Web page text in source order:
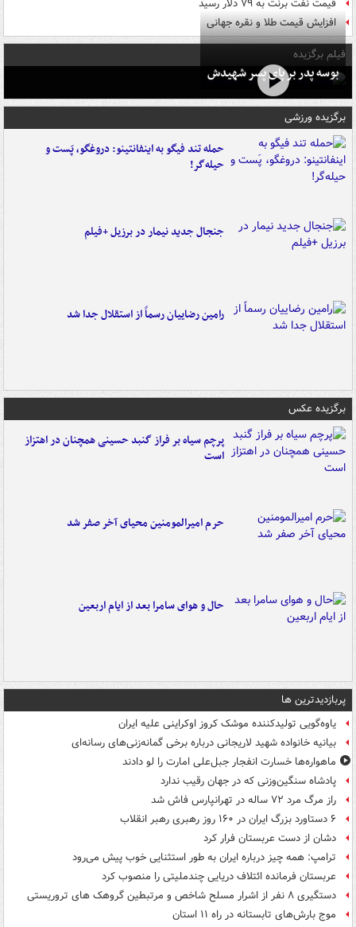
قیمت نفت برنت به ۷۹ دلار رسید
افزایش قیمت طلا و نقره جهانی
فیلم برگزیده
بوسه‌ پدر بر پای پسر شهیدش
برگزیده ورزشی
حمله تند فیگو به اینفانتینو: دروغگو، پَست‌ و
حیله‌گر!
جنجال جدید نیمار در برزیل +فیلم
رامین رضاییان رسماً از استقلال جدا شد
برگزیده عکس
پرچم سیاه بر فراز گنبد حسینی همچنان در اهتزاز
است
حرم امیرالمومنین محیای آخر صفر شد
حال و هوای سامرا بعد از ایام اربعین
پربازدیدترین ها
یاوه‌گویی تولیدکننده موشک کروز اوکراینی علیه ایران
بیانیه خانواده شهید لاریجانی درباره برخی گمانه‌زنی‌های رسانه‌ای
ماهواره‌ها خسارت انفجار جبل‌علی امارت را لو دادند
پادشاه سنگین‌وزنی که در جهان رقیب ندارد
راز مرگ مرد ۷۲ ساله در تهرانپارس فاش شد
۶ دستاورد بزرگ ایران در ۱۶۰ روز رهبری رهبر انقلاب
دشان از دست عربستان فرار کرد
ترامپ: همه چیز درباره ایران به طور استثنایی خوب پیش می‌رود
عربستان فرمانده ائتلاف دریایی چندملیتی را منصوب کرد
دستگیری ۸ نفر از اشرار مسلح شاخص و مرتبطین گروهک های تروریستی
موج بارش‌های تابستانه در راه ۱۱ استان